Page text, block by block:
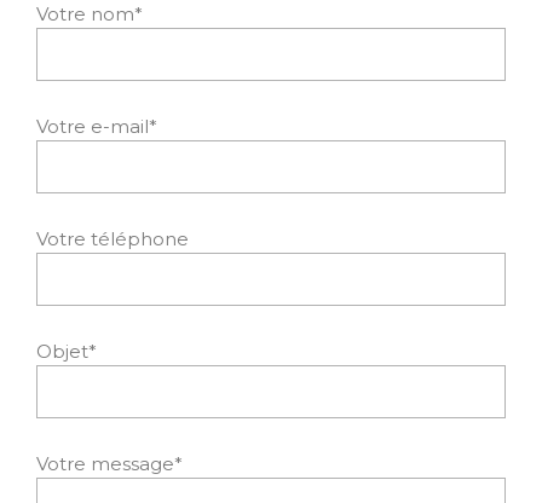
Votre nom*
Votre e-mail*
Votre téléphone
Objet*
Votre message*